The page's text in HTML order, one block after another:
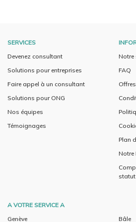
SERVICES
Devenez consultant
Solutions pour entreprises
Faire appel à un consultant
Solutions pour ONG
Nos équipes
Témoignages
Notre
FAQ
Plan
Notre
statut
A VOTRE SERVICE A
Genève
Bâle